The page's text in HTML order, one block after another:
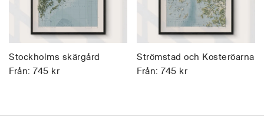
Stockholms skärgård
Från: 745 kr
Strömstad och Kosteröarna
Från: 745 kr